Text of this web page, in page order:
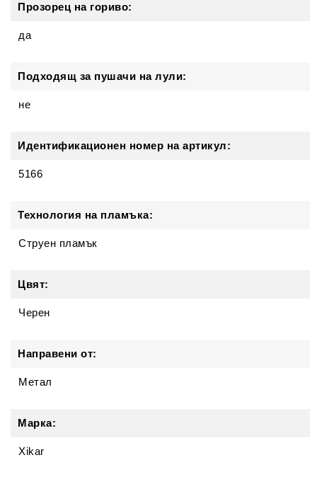
Прозорец на гориво:
да
Подходящ за пушачи на лули:
не
Идентификационен номер на артикул:
5166
Технология на пламъка:
Струен пламък
Цвят:
Черен
Направени от:
Метал
Марка:
Xikar